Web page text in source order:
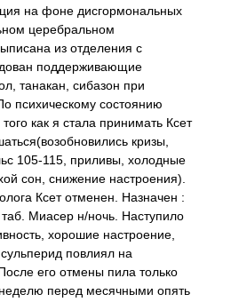
на фоне дисгормональных
церебральном
из отделения с
поддерживающие
танакан, сибазон при
психическому состоянию
как я стала принимать Ксет
кризы,
105-115, приливы, холодные
сон, снижение настроения).
Ксет отменен. Назначен :
Миасер н/ночь. Наступило
хорошие настроение,
повлиял на
его отмены пила только
перед месячными опять